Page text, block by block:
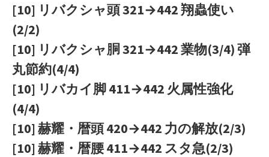
[10] リバクシャ頭 321→442 翔蟲使い
(2/2)
[10] リバクシャ胴 321→442 業物(3/4) 弾
丸節約(4/4)
[10] リバカイ脚 411→442 火属性強化
(4/4)
[10] 赫耀・暦頭 420→442 力の解放(2/3)
[10] 赫耀・暦腰 411→442 スタ急(2/3)